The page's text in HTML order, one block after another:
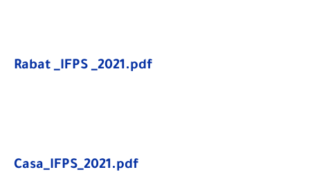
Rabat _IFPS _2021.pdf
Casa_IFPS_2021.pdf